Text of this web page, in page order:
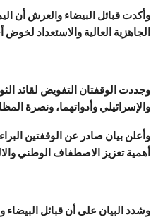
وأكدت قبائل البيضاء والعرش أن
الجاهزية العالية والاستعداد
وجددت الوقفتان التفويض لقائد
والإسرائيلي وأدواتهما، ونصرة
وأعلن بيان صادر عن الوقفتين
أهمية تعزيز الاصطفاف الوطني
وشدد البيان على أن قبائل البيضاء